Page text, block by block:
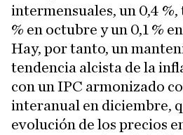
intermensuales, un 0,4
% en octubre y un 0,1 %
Hay, por tanto, un
tendencia alcista de la
con un IPC armonizado
interanual en diciembre,
evolución de los precios